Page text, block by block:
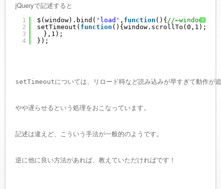
jQueryで記述すると
?
1
2
3
4
$(window).bind( 'load' , function (){ //←windowオブ
setTimeout( function (){window.scrollTo(0,1);
},1);
});
setTimeoutについては、リロード時など読み込みが早すぎて動作が
やや遅らせるという処理をおこなっています。
記述は違えど、こういう手法が一般的のようです。
逆に他に良い方法があれば、教えていただければです！